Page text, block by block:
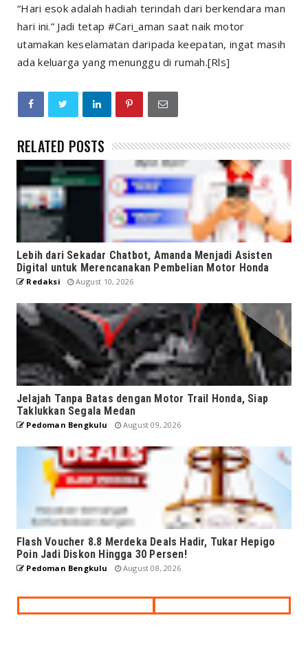
“Hari esok adalah hadiah terindah dari berkendara man
hari ini.” Jadi tetap #Cari_aman saat naik motor
utamakan keselamatan daripada keepatan, ingat masih
ada keluarga yang menunggu di rumah.[Rls]
RELATED POSTS
Lebih dari Sekadar Chatbot, Amanda Menjadi Asisten
Digital untuk Merencanakan Pembelian Motor Honda
Redaksi August 10, 2026
Jelajah Tanpa Batas dengan Motor Trail Honda, Siap
Taklukkan Segala Medan
Pedoman Bengkulu August 09, 2026
Flash Voucher 8.8 Merdeka Deals Hadir, Tukar Hepigo
Poin Jadi Diskon Hingga 30 Persen!
Pedoman Bengkulu August 08, 2026